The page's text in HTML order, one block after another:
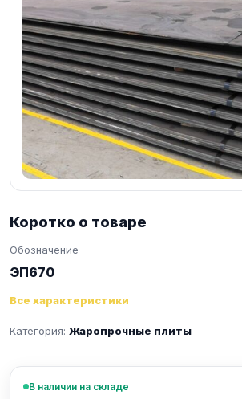
Коротко о товаре
Обозначение
ЭП670
Все характеристики
Категория: Жаропрочные плиты
В наличии на складе